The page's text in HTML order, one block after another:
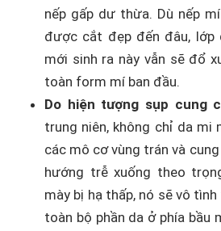
nếp gấp dư thừa. Dù nếp
được cắt đẹp đến đâu, lớp
mới sinh ra này vẫn sẽ đổ
toàn form mí ban đầu.
Do hiện tượng sụp cung
trung niên, không chỉ da mi
các mô cơ vùng trán và
hướng trễ xuống theo
mày bị hạ thấp, nó sẽ vô
toàn bộ phần da ở phía bầu